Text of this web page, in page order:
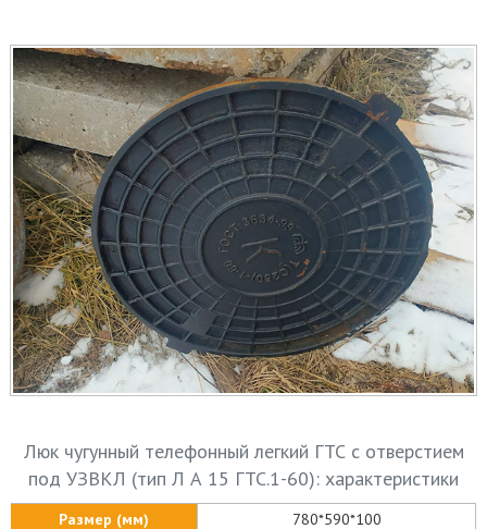
Люк чугунный телефонный легкий ГТС с отверстием
под УЗВКЛ (тип Л А 15 ГТС.1-60): характеристики
Размер (мм)
780*590*100